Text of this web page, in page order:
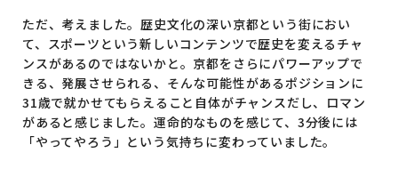
ただ、考えました。歴史文化の深い京都という街におい
て、スポーツという新しいコンテンツで歴史を変えるチャ
ンスがあるのではないかと。京都をさらにパワーアップで
きる、発展させられる、そんな可能性があるポジションに
31歳で就かせてもらえること自体がチャンスだし、ロマン
があると感じました。運命的なものを感じて、3分後には
「やってやろう」という気持ちに変わっていました。